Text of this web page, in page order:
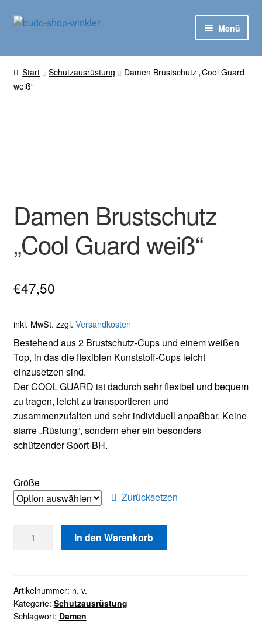
Zur
Zum
Menü
Schutzausrüstung
Aufnäher
Kyokushin
Start Schutzausrüstung
Damen Brustschutz „Cool Guard
weiß“
Damen Brustschutz
„Cool Guard weiß“
€47,50
inkl. MwSt. zzgl. Versandkosten
Bestehend aus 2 Brustschutz-Cups und einem weißen
Top, in das die flexiblen Kunststoff-Cups leicht
einzusetzen sind.
Der COOL GUARD ist dadurch sehr flexibel und bequem
zu tragen, leicht zu transportieren und
zusammenzufalten und sehr individuell anpaßbar. Keine
starre „Rüstung“, sondern eher ein besonders
schützender Sport-BH.
Größe
Zurücksetzen
Brustschutz
weiß"
Menge
In den Warenkorb
Artikelnummer: n. v.
Kategorie: Schutzausrüstung
Schlagwort: Damen